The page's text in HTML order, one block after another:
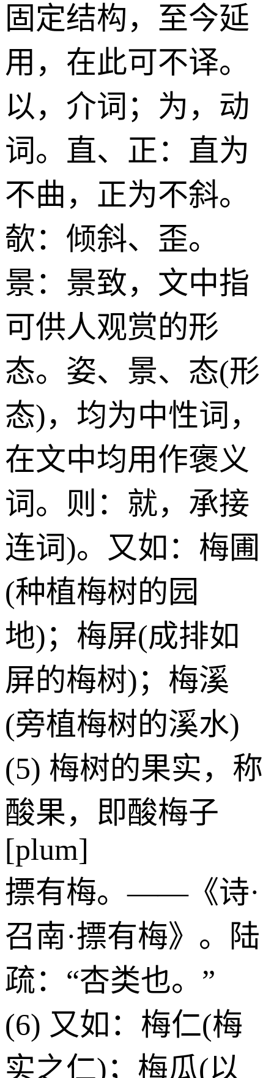
固定结构，至今延
用，在此可不译。
以，介词；为，动
词。直、正：直为
不曲，正为不斜。
欹：倾斜、歪。
景：景致，文中指
可供人观赏的形
态。姿、景、态(形
态)，均为中性词，
在文中均用作褒义
词。则：就，承接
连词)。又如：梅圃
(种植梅树的园
地)；梅屏(成排如
屏的梅树)；梅溪
(旁植梅树的溪水)
(5) 梅树的果实，称
酸果，即酸梅子
[plum]
摽有梅。——《诗·
召南·摽有梅》。陆
疏：“杏类也。”
(6) 又如：梅仁(梅
实之仁)；梅瓜(以